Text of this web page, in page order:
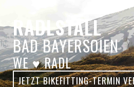
RADLSTALL
BAD BAYERSOIEN
WE ♥ RADL
JETZT BIKEFITTING-TERMIN